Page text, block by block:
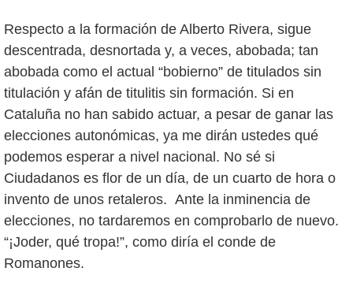
Respecto a la formación de Alberto Rivera, sigue
descentrada, desnortada y, a veces, abobada; tan
abobada como el actual “bobierno” de titulados sin
titulación y afán de titulitis sin formación. Si en
Cataluña no han sabido actuar, a pesar de ganar las
elecciones autonómicas, ya me dirán ustedes qué
podemos esperar a nivel nacional. No sé si
Ciudadanos es flor de un día, de un cuarto de hora o
invento de unos retaleros. Ante la inminencia de
elecciones, no tardaremos en comprobarlo de nuevo.
“¡Joder, qué tropa!”, como diría el conde de
Romanones.